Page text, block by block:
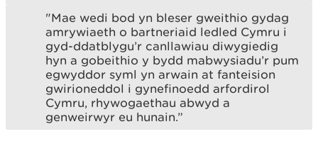
"Mae wedi bod yn bleser gweithio gydag
amrywiaeth o bartneriaid ledled Cymru i
gyd-ddatblygu’r canllawiau diwygiedig
hyn a gobeithio y bydd mabwysiadu’r pum
egwyddor syml yn arwain at fanteision
gwirioneddol i gynefinoedd arfordirol
Cymru, rhywogaethau abwyd a
genweirwyr eu hunain.”